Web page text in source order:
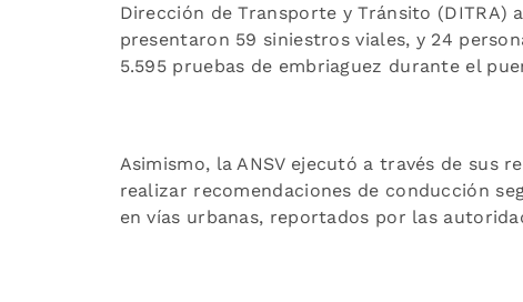
Dirección de Transporte y Tránsito (DITRA)
presentaron 59 siniestros viales, y 24
5.595 pruebas de embriaguez durante el
Asimismo, la ANSV ejecutó a través de sus
realizar recomendaciones de conducción
en vías urbanas, reportados por las